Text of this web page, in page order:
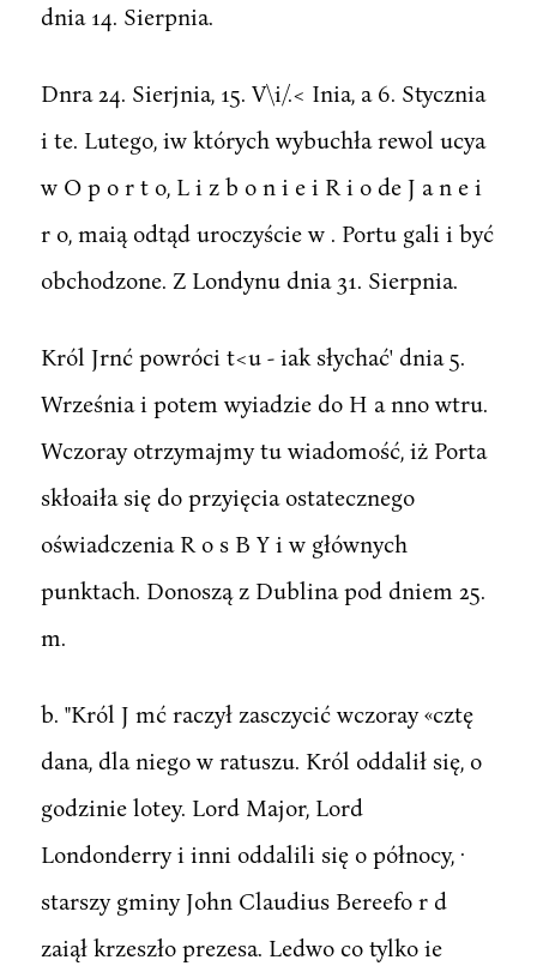
dnia 14. Sierpnia.
Dnra 24. Sierjnia, 15. V\i/.< Inia, a 6. Stycznia
i te. Lutego, iw których wybuchła rewol ucya
w O p o r t o, L i z b o n i e i R i o de J a n e i
r o, maią odtąd uroczyście w . Portu gali i być
obchodzone. Z Londynu dnia 31. Sierpnia.
Król Jrnć powróci t<u - iak słychać' dnia 5.
Września i potem wyiadzie do H a nno wtru.
Wczoray otrzymajmy tu wiadomość, iż Porta
skłoaiła się do przyięcia ostatecznego
oświadczenia R o s B Y i w głównych
punktach. Donoszą z Dublina pod dniem 25.
m.
b. "Król J mć raczył zasczycić wczoray «cztę
dana, dla niego w ratuszu. Król oddalił się, o
godzinie lotey. Lord Major, Lord
Londonderry i inni oddalili się o północy, ·
starszy gminy John Claudius Bereefo r d
zaiął krzeszło prezesa. Ledwo co tylko ie